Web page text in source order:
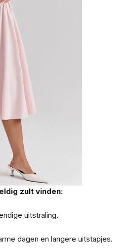
zult vinden:
uitstraling.
dagen en langere uitstapjes.